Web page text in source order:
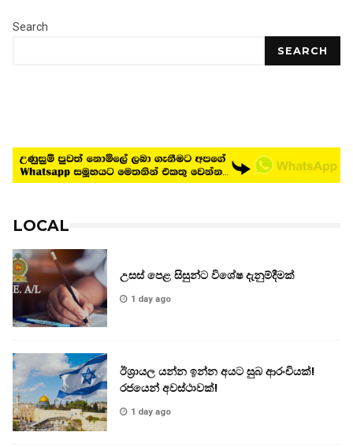
Search
SEARCH
LOCAL
උසස් පෙළ සිසුන්ට විශේෂ දැනුම්දීමක්
1 day ago
ඊශ්‍රායල යන්න ඉන්න අයට සුබ ආරංචියක්!
‍රජයෙන් අවස්ථාවක්!
1 day ago